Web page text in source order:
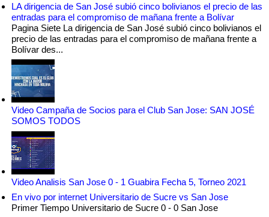
LA dirigencia de San José subió cinco bolivianos el precio de las
entradas para el compromiso de mañana frente a Bolívar
Pagina Siete La dirigencia de San José subió cinco bolivianos el
precio de las entradas para el compromiso de mañana frente a
Bolívar des...
Video Campaña de Socios para el Club San Jose: SAN JOSÉ
SOMOS TODOS
Video Analisis San Jose 0 - 1 Guabira Fecha 5, Torneo 2021
En vivo por internet Universitario de Sucre vs San Jose
Primer Tiempo Universitario de Sucre 0 - 0 San Jose